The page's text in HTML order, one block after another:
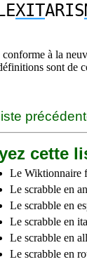
LEXITARIS
conforme à la
sont de
cette
Le Wiktionnaire
Le scrabble en
Le scrabble en
Le scrabble en
Le scrabble en
Le scrabble en